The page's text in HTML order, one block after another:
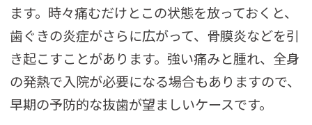
ます。時々痛むだけとこの状態を放っておくと、
歯ぐきの炎症がさらに広がって、骨膜炎などを引
き起こすことがあります。強い痛みと腫れ、全身
の発熱で入院が必要になる場合もありますので、
早期の予防的な抜歯が望ましいケースです。